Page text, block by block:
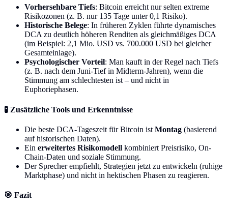
Vorhersehbare Tiefs: Bitcoin erreicht nur selten extreme
Risikozonen (z. B. nur 135 Tage unter 0,1 Risiko).
Historische Belege: In früheren Zyklen führte dynamisches
DCA zu deutlich höheren Renditen als gleichmäßiges DCA
(im Beispiel: 2,1 Mio. USD vs. 700.000 USD bei gleicher
Gesamteinlage).
Psychologischer Vorteil: Man kauft in der Regel nach Tiefs
(z. B. nach dem Juni-Tief in Midterm-Jahren), wenn die
Stimmung am schlechtesten ist – und nicht in
Euphoriephasen.
🧪 Zusätzliche Tools und Erkenntnisse
Die beste DCA-Tageszeit für Bitcoin ist Montag (basierend
auf historischen Daten).
Ein erweitertes Risikomodell kombiniert Preisrisiko, On-
Chain-Daten und soziale Stimmung.
Der Sprecher empfiehlt, Strategien jetzt zu entwickeln (ruhige
Marktphase) und nicht in hektischen Phasen zu reagieren.
🎯 Fazit